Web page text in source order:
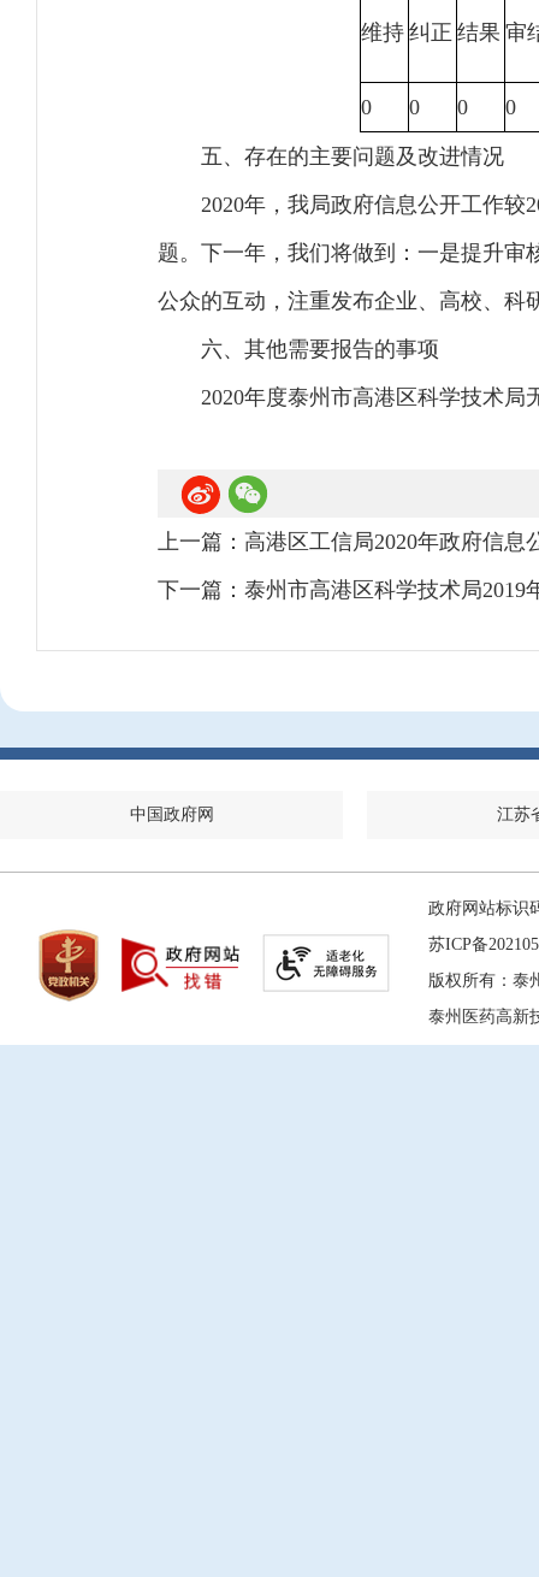
维持 纠正 结果 审
0 0 0 0
五、存在的主要问题及改进情况
2020年，我局政府信息公开工作
题。下一年，我们将做到：一是提升
公众的互动，注重发布企业、高校、科
六、其他需要报告的事项
2020年度泰州市高港区科学技术局
上一篇： 高港区工信局2020年政府信息
下一篇： 泰州市高港区科学技术局2019
中国政府网 江苏
政府网站标识
苏ICP备
版权所有：泰
泰州医药高新